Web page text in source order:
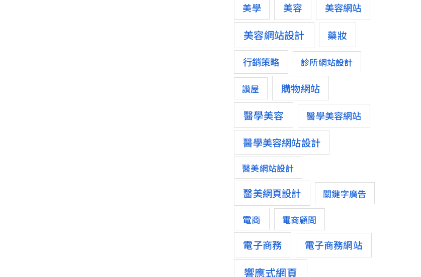
美學 美容 美容網站
美容網站設計 藥妝
行銷策略 診所網站設計
讚屋 購物網站
醫學美容 醫學美容網站
醫學美容網站設計
醫美網站設計
醫美網頁設計 關鍵字廣告
電商 電商顧問
電子商務 電子商務網站
響應式網頁